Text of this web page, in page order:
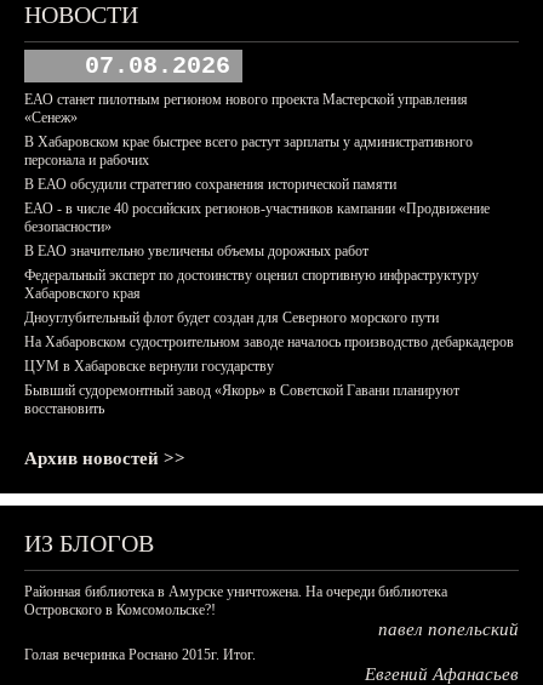
НОВОСТИ
07.08.2026
ЕАО станет пилотным регионом нового проекта Мастерской управления
«Сенеж»
В Хабаровском крае быстрее всего растут зарплаты у административного
персонала и рабочих
В ЕАО обсудили стратегию сохранения исторической памяти
ЕАО - в числе 40 российских регионов-участников кампании «Продвижение
безопасности»
В ЕАО значительно увеличены объемы дорожных работ
Федеральный эксперт по достоинству оценил спортивную инфраструктуру
Хабаровского края
Дноуглубительный флот будет создан для Северного морского пути
На Хабаровском судостроительном заводе началось производство дебаркадеров
ЦУМ в Хабаровске вернули государству
Бывший судоремонтный завод «Якорь» в Советской Гавани планируют
восстановить
Архив новостей >>
ИЗ БЛОГОВ
Районная библиотека в Амурске уничтожена. На очереди библиотека
Островского в Комсомольске?!
павел попельский
Голая вечеринка Роснано 2015г. Итог.
Евгений Афанасьев